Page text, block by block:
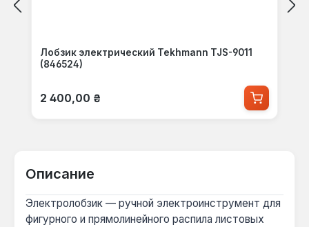
Лобзик электрический Tekhmann TJS-9011
(846524)
Обычная цена:
2 400,00 ₴
Описание
Электролобзик — ручной электроинструмент для
фигурного и прямолинейного распила листовых